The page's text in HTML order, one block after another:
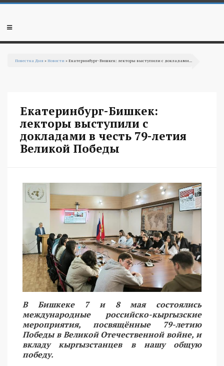
Перейти к основному содержанию
Мобильное
Повестка Дня »Новости » Екатеринбург-Бишкек: лекторы выступили с докладами...
Екатеринбург-Бишкек:
лекторы выступили с
докладами в честь 79-летия
Великой Победы
В Бишкеке 7 и 8 мая состоялись
международные российско-кыргызские
мероприятия, посвящённые 79-летию
Победы в Великой Отечественной войне, и
вкладу кыргызстанцев в нашу общую
победу.